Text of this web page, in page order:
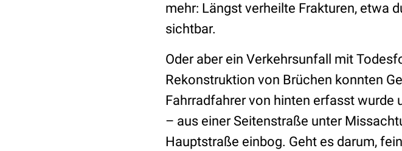
mehr: Längst verheilte Frakturen, etwa
sichtbar.
Oder aber ein Verkehrsunfall mit
Rekonstruktion von Brüchen konnten
Fahrradfahrer von hinten erfasst
– aus einer Seitenstraße unter
Hauptstraße einbog. Geht es darum,